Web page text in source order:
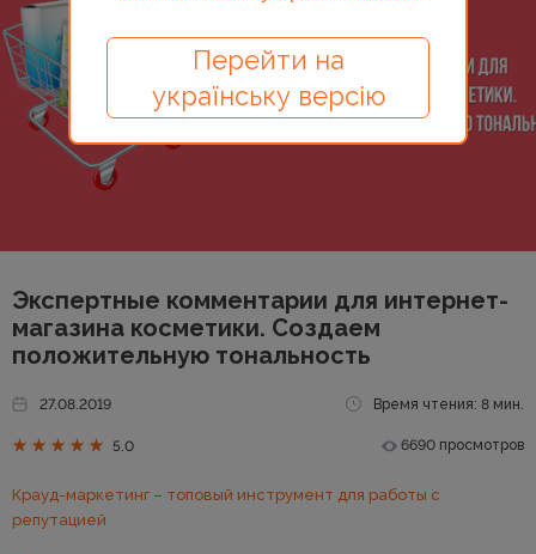
Экспертные комментарии для интернет-
магазина косметики. Создаем
положительную тональность
27.08.2019 Время чтения: 8 мин.
5.0 6690 просмотров
Крауд-маркетинг – топовый инструмент для работы с
репутацией
Перейти на
українську версію